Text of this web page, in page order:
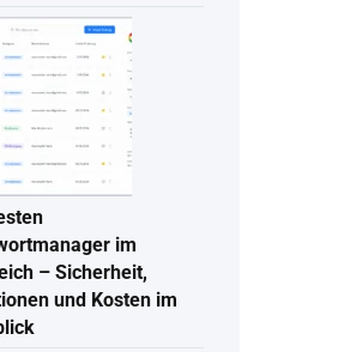
im
– Sicherheit,
und Kosten im